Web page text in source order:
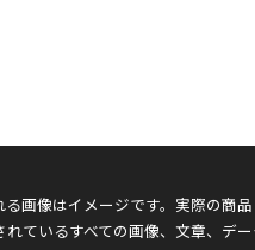
画像はイメージです。実際の商
ているすべての画像、文章、デー